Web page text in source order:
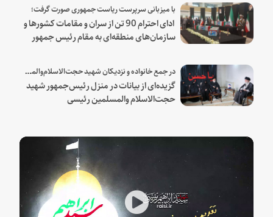
با میزبانی سرپرست ریاست جمهوری صورت گرفت؛
ادای احترام 90 تن از سران و مقامات کشورها و
سازمان‌های منطقه‌ای به مقام رئیس جمهور
در جمع خانواده و نزدیکان شهید حجت‌الاسلام‌والمسلمین رئیسی:
گزیده‌ای از بیانات در منزل رئیس‌جمهور شهید
حجت‌الاسلام والمسلمین رئیسی